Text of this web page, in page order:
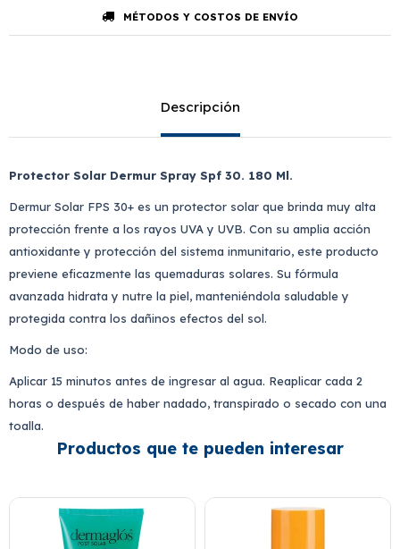
MÉTODOS Y COSTOS DE ENVÍO
Descripción
Protector Solar Dermur Spray Spf 30. 180 Ml.
Dermur Solar FPS 30+ es un protector solar que brinda muy alta
protección frente a los rayos UVA y UVB. Con su amplia acción
antioxidante y protección del sistema inmunitario, este producto
previene eficazmente las quemaduras solares. Su fórmula
avanzada hidrata y nutre la piel, manteniéndola saludable y
protegida contra los dañinos efectos del sol.
Modo de uso:
Aplicar 15 minutos antes de ingresar al agua. Reaplicar cada 2
horas o después de haber nadado, transpirado o secado con una
toalla.
Productos que te pueden interesar